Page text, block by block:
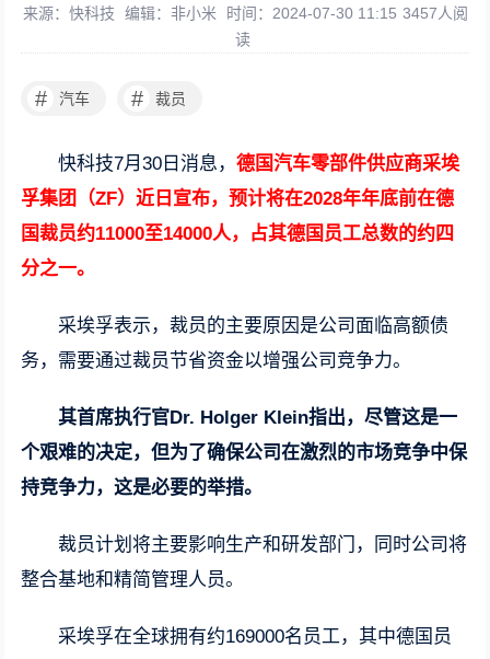
来源：快科技 编辑：非小米 时间：2024-07-30 11:15 3457人阅
读
# 汽车 # 裁员
快科技7月30日消息，德国汽车零部件供应商采埃
孚集团（ZF）近日宣布，预计将在2028年年底前在德
国裁员约11000至14000人，占其德国员工总数的约四
分之一。
采埃孚表示，裁员的主要原因是公司面临高额债
务，需要通过裁员节省资金以增强公司竞争力。
其首席执行官Dr. Holger Klein指出，尽管这是一
个艰难的决定，但为了确保公司在激烈的市场竞争中保
持竞争力，这是必要的举措。
裁员计划将主要影响生产和研发部门，同时公司将
整合基地和精简管理人员。
采埃孚在全球拥有约169000名员工，其中德国员